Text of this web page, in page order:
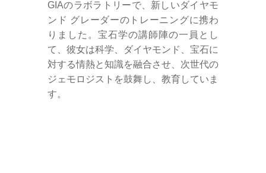
GIAのラボラトリーで、新しいダイヤモ
ンド グレーダーのトレーニングに携わ
りました。宝石学の講師陣の一員とし
て、彼女は科学、ダイヤモンド、宝石に
対する情熱と知識を融合させ、次世代の
ジェモロジストを鼓舞し、教育していま
す。